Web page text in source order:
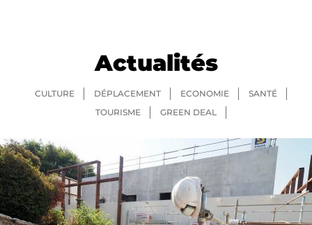
Actualités
CULTURE DÉPLACEMENT ECONOMIE
SANTÉ
TOURISME
GREEN DEAL